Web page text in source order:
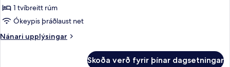
1 tvíbreitt rúm
Ókeypis þráðlaust net
Nánari upplýsingar
Nánari
Skoða verð fyrir þínar dagsetningar